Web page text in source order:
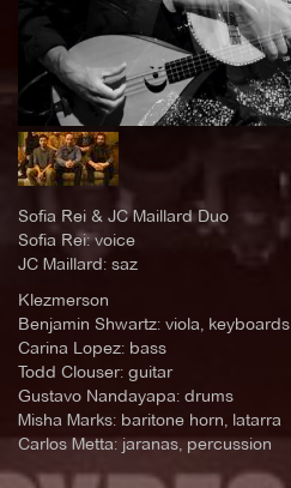
Sofia Rei & JC Maillard Duo
Sofia Rei: voice
JC Maillard: saz
Klezmerson
Benjamin Shwartz: viola, keyboards
Carina Lopez: bass
Todd Clouser: guitar
Gustavo Nandayapa: drums
Misha Marks: baritone horn, latarra
Carlos Metta: jaranas, percussion